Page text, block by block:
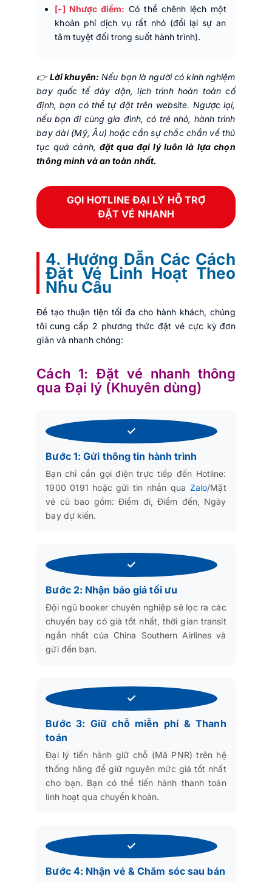
[-] Nhược điểm: Có thể chênh lệch một
khoản phí dịch vụ rất nhỏ (đổi lại sự an
tâm tuyệt đối trong suốt hành trình).
👉 Lời khuyên: Nếu bạn là người có kinh nghiệm
bay quốc tế dày dặn, lịch trình hoàn toàn cố
định, bạn có thể tự đặt trên website. Ngược lại,
nếu bạn đi cùng gia đình, có trẻ nhỏ, hành trình
bay dài (Mỹ, Âu) hoặc cần sự chắc chắn về thủ
tục quá cảnh,đặt qua đại lý luôn là lựa chọn
thông minh và an toàn nhất.
GỌI HOTLINE ĐẠI LÝ HỖ TRỢ
ĐẶT VÉ NHANH
4. Hướng Dẫn Các Cách
Đặt Vé Linh Hoạt Theo
Nhu Cầu
Để tạo thuận tiện tối đa cho hành khách, chúng
tôi cung cấp 2 phương thức đặt vé cực kỳ đơn
giản và nhanh chóng:
Cách 1: Đặt vé nhanh thông
qua Đại lý (Khuyên dùng)
✓
Bước 1: Gửi thông tin hành trình
Bạn chỉ cần gọi điện trực tiếp đến Hotline:
1900 0191 hoặc gửi tin nhắn qua Zalo/Mặt
vé cũ bao gồm: Điểm đi, Điểm đến, Ngày
bay dự kiến.
✓
Bước 2: Nhận báo giá tối ưu
Đội ngũ booker chuyên nghiệp sẽ lọc ra các
chuyến bay có giá tốt nhất, thời gian transit
ngắn nhất của China Southern Airlines và
gửi đến bạn.
✓
Bước 3: Giữ chỗ miễn phí & Thanh
toán
Đại lý tiến hành giữ chỗ (Mã PNR) trên hệ
thống hãng để giữ nguyên mức giá tốt nhất
cho bạn. Bạn có thể tiến hành thanh toán
linh hoạt qua chuyển khoản.
✓
Bước 4: Nhận vé & Chăm sóc sau bán